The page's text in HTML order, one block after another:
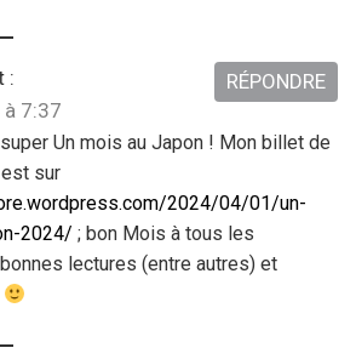
:
7:37
super Un mois au Japon ! Mon billet de
sur
2024/04/01/un-
2024/ ; bon Mois à tous les
lectures (entre autres) et
RÉPONDRE